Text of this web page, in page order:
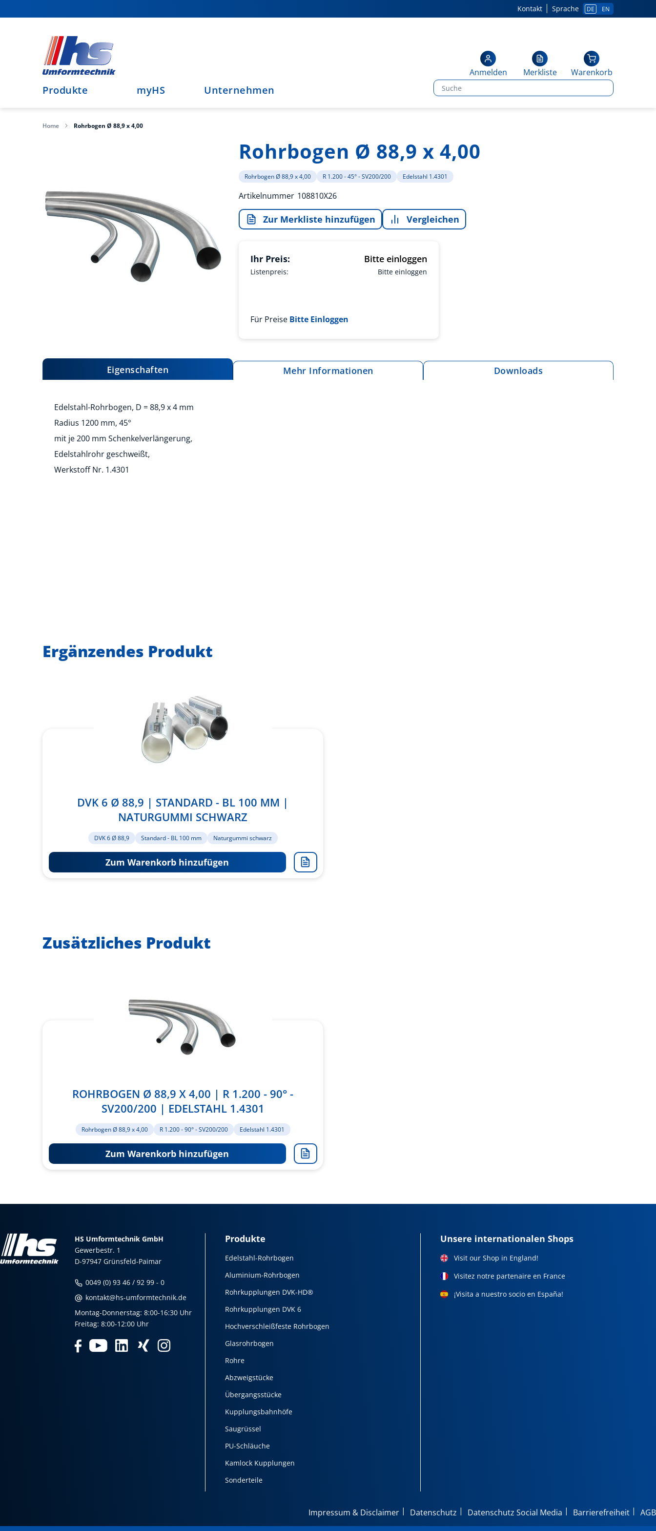
zum
Sprache DE EN
Kontakt
Produkte myHS Unternehmen
Warenkorb
Merkliste
Anmelden
Home Rohrbogen Ø 88,9 x 4,00
Bildergalerie
Rohrbogen Ø 88,9 x 4,00
Rohrbogen Ø 88,9 x 4,00 R 1.200 - 45° - SV200/200 Edelstahl 1.4301
Artikelnummer 108810X26
Zur Merkliste hinzufügen Vergleichen
Listenpreis: Bitte einloggen
Ihr Preis: Bitte einloggen
Für Preise Bitte Einloggen
Eigenschaften
Edelstahl-Rohrbogen, D = 88,9 x 4 mm
Radius 1200 mm, 45°
mit je 200 mm Schenkelverlängerung,
Edelstahlrohr geschweißt,
Werkstoff Nr. 1.4301
Mehr Informationen Downloads
Ergänzendes Produkt
DVK 6 Ø 88,9 | STANDARD - BL 100 MM |
NATURGUMMI SCHWARZ
DVK 6 Ø 88,9 Standard - BL 100 mm Naturgummi schwarz
Zum Warenkorb hinzufügen
Zusätzliches Produkt
ROHRBOGEN Ø 88,9 X 4,00 | R 1.200 - 90° -
SV200/200 | EDELSTAHL 1.4301
Rohrbogen Ø 88,9 x 4,00 R 1.200 - 90° - SV200/200 Edelstahl 1.4301
Zum Warenkorb hinzufügen
HS Umformtechnik GmbH
Gewerbestr. 1
D-97947 Grünsfeld-Paimar
0049 (0) 93 46 / 92 99 - 0
kontakt@hs-umformtechnik.de
Montag-Donnerstag: 8:00-16:30 Uhr
Freitag: 8:00-12:00 Uhr
Produkte
Edelstahl-Rohrbogen
Aluminium-Rohrbogen
Rohrkupplungen DVK-HD®
Rohrkupplungen DVK 6
Hochverschleißfeste Rohrbogen
Glasrohrbogen
Rohre
Abzweigstücke
Übergangsstücke
Kupplungsbahnhöfe
Saugrüssel
PU-Schläuche
Kamlock Kupplungen
Sonderteile
Unsere internationalen Shops
Visit our Shop in England!
Visitez notre partenaire en France
¡Visita a nuestro socio en España!
Impressum & Disclaimer Datenschutz Datenschutz Social Media Barrierefreiheit AGB